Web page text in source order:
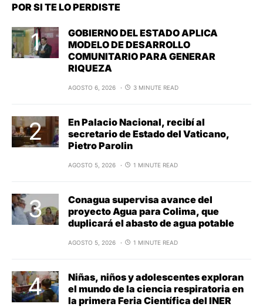
POR SI TE LO PERDISTE
GOBIERNO DEL ESTADO APLICA
MODELO DE DESARROLLO
COMUNITARIO PARA GENERAR
RIQUEZA
AGOSTO 6, 2026 3 MINUTE READ
En Palacio Nacional, recibí al
secretario de Estado del Vaticano,
Pietro Parolin
AGOSTO 5, 2026 1 MINUTE READ
Conagua supervisa avance del
proyecto Agua para Colima, que
duplicará el abasto de agua potable
AGOSTO 5, 2026 1 MINUTE READ
Niñas, niños y adolescentes exploran
el mundo de la ciencia respiratoria en
la primera Feria Científica del INER